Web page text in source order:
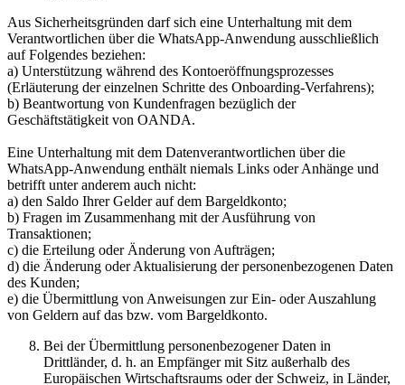
Aus Sicherheitsgründen darf sich eine Unterhaltung mit dem
Verantwortlichen über die WhatsApp-Anwendung ausschließlich
auf Folgendes beziehen:
a) Unterstützung während des Kontoeröffnungsprozesses
(Erläuterung der einzelnen Schritte des Onboarding-Verfahrens);
b) Beantwortung von Kundenfragen bezüglich der
Geschäftstätigkeit von OANDA.
Eine Unterhaltung mit dem Datenverantwortlichen über die
WhatsApp-Anwendung enthält niemals Links oder Anhänge und
betrifft unter anderem auch nicht:
a) den Saldo Ihrer Gelder auf dem Bargeldkonto;
b) Fragen im Zusammenhang mit der Ausführung von
Transaktionen;
c) die Erteilung oder Änderung von Aufträgen;
d) die Änderung oder Aktualisierung der personenbezogenen Daten
des Kunden;
e) die Übermittlung von Anweisungen zur Ein- oder Auszahlung
von Geldern auf das bzw. vom Bargeldkonto.
Bei der Übermittlung personenbezogener Daten in
Drittländer, d. h. an Empfänger mit Sitz außerhalb des
Europäischen Wirtschaftsraums oder der Schweiz, in Länder,